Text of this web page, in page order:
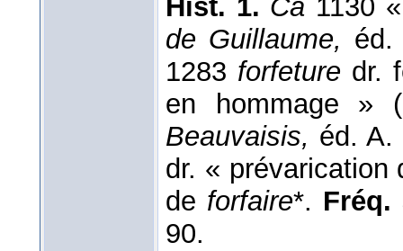
Hist. 1. Ca 1130
de Guillaume,
1283 forfeture dr.
en hommage » (
Beauvaisis, éd.
dr. « prévarication
de forfaire*.
90.